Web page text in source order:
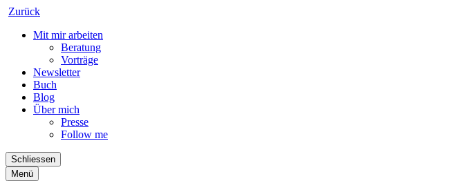
Zurück
Mit mir arbeiten
Beratung
Vorträge
Newsletter
Buch
Blog
Über mich
Presse
Follow me
Schliessen
Menü